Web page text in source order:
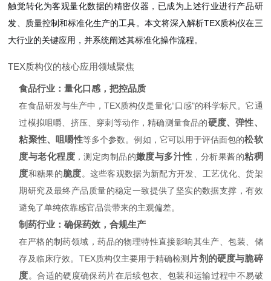
触觉转化为客观量化数据的精密仪器，已成为上述行业进行产品研
发、质量控制和标准化生产的工具。本文将深入解析TEX质构仪在三
大行业的关键应用，并系统阐述其标准化操作流程。
TEX质构仪的核心应用领域聚焦
食品行业：量化口感，把控品质
在食品研发与生产中，TEX质构仪是量化“口感"的科学标尺。它通
过模拟咀嚼、挤压、穿刺等动作，精确测量食品的硬度、弹性、
粘聚性、咀嚼性等多个参数。例如，它可以用于评估面包的松软
度与老化程度 ，测定肉制品的嫩度与多汁性 ，分析果酱的粘稠
度和糖果的脆度。这些客观数据为新配方开发、工艺优化、货架
期研究及最终产品质量的稳定一致提供了坚实的数据支撑，有效
避免了单纯依靠感官品尝带来的主观偏差。
制药行业：确保药效，合规生产
在严格的制药领域，药品的物理特性直接影响其生产、包装、储
存及临床疗效。TEX质构仪主要用于精确检测 片剂的硬度与脆碎
度。合适的硬度确保药片在后续包衣、包装和运输过程中不易破